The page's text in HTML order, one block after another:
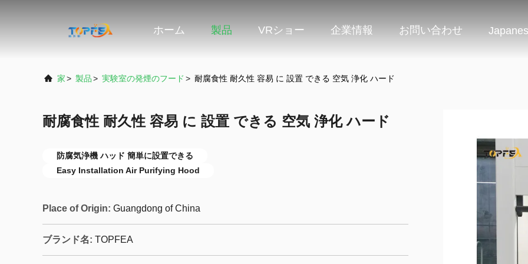
ホーム 製品 VRショー 企業情報 お問い合わせ
家> 製品> 実験室の発煙のフード > 耐腐食性 耐久性 容易 に 設置 できる 空気 浄化 ハード
耐腐食性 耐久性 容易 に 設置 できる 空気 浄化 ハード
防腐気浄機 ハッド 簡単に設置できる
Easy Installation Air Purifying Hood
Place of Origin: Guangdong of China
ブランド名: TOPFEA